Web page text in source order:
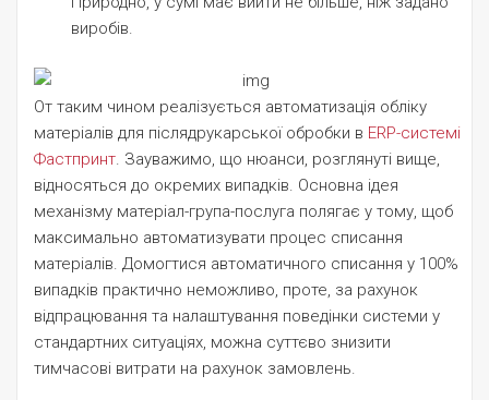
виробів.
От таким чином реалізується автоматизація обліку
матеріалів для післядрукарської обробки в ERP-системі
Фастпринт. Зауважимо, що нюанси, розглянуті вище,
відносяться до окремих випадків. Основна ідея
механізму матеріал-група-послуга полягає у тому, щоб
максимально автоматизувати процес списання
матеріалів. Домогтися автоматичного списання у 100%
випадків практично неможливо, проте, за рахунок
відпрацювання та налаштування поведінки системи у
стандартних ситуаціях, можна суттєво знизити
тимчасові витрати на рахунок замовлень.